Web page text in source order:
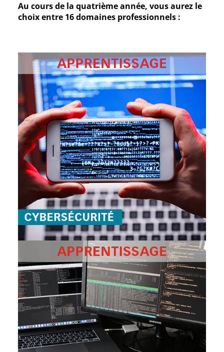
Au cours de la quatrième année, vous aurez le
choix entre 16 domaines professionnels :